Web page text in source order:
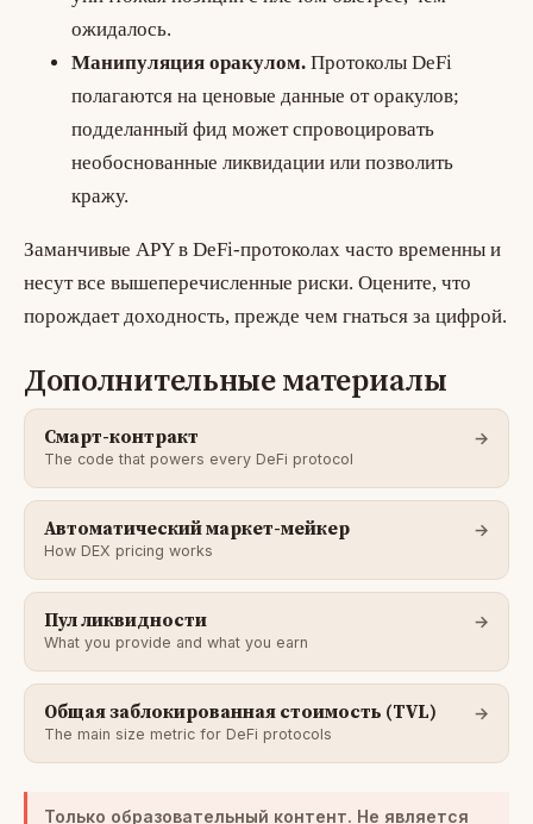
ожидалось.
Манипуляция оракулом. Протоколы DeFi
полагаются на ценовые данные от оракулов;
подделанный фид может спровоцировать
необоснованные ликвидации или позволить
кражу.
Заманчивые APY в DeFi-протоколах часто временны и
несут все вышеперечисленные риски. Оцените, что
порождает доходность, прежде чем гнаться за цифрой.
Дополнительные материалы
Смарт-контракт
The code that powers every DeFi protocol
Автоматический маркет-мейкер
How DEX pricing works
Пул ликвидности
What you provide and what you earn
Общая заблокированная стоимость (TVL)
The main size metric for DeFi protocols
Только образовательный контент. Не является